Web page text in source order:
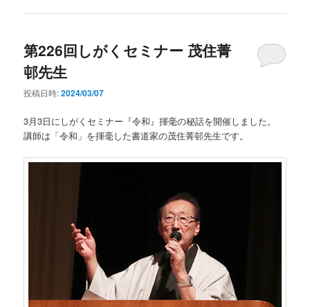
第226回しがくセミナー 茂住菁
邨先生
投稿日時:2024/03/07
3月3日にしがくセミナー『令和』揮毫の秘話を開催しました。
講師は「令和」を揮毫した書道家の茂住菁邨先生です。